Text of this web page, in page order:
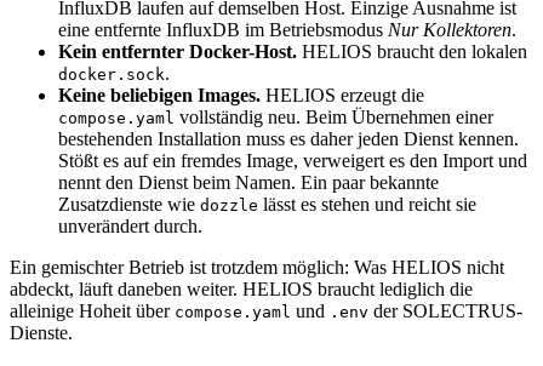
InfluxDB laufen auf demselben Host. Einzige Ausnahme ist
eine entfernte InfluxDB im Betriebsmodus Nur Kollektoren.
Kein entfernter Docker-Host. HELIOS braucht den lokalen
docker.sock.
Keine beliebigen Images. HELIOS erzeugt die
compose.yaml vollständig neu. Beim Übernehmen einer
bestehenden Installation muss es daher jeden Dienst kennen.
Stößt es auf ein fremdes Image, verweigert es den Import und
nennt den Dienst beim Namen. Ein paar bekannte
Zusatzdienste wie dozzle lässt es stehen und reicht sie
unverändert durch.
Ein gemischter Betrieb ist trotzdem möglich: Was HELIOS nicht
abdeckt, läuft daneben weiter. HELIOS braucht lediglich die
alleinige Hoheit über compose.yaml und .env der SOLECTRUS-
Dienste.